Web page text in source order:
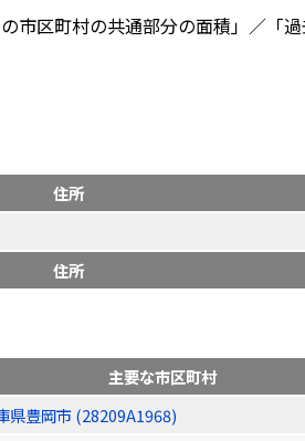
区町村の共通部分の面積」／「
住所
住所
主要な市区町村
県豊岡市 (28209A1968)